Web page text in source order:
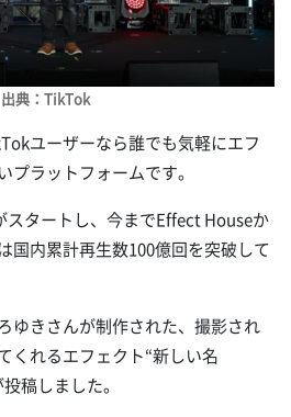
出典：TikTok
ユーザーなら誰でも気軽にエフ
プラットフォームです。
スタートし、今までEffect Houseか
国内累計再生数100億回を突破して
ゆきさんが制作された、撮影され
くれるエフェクト“新しい名
稿しました。